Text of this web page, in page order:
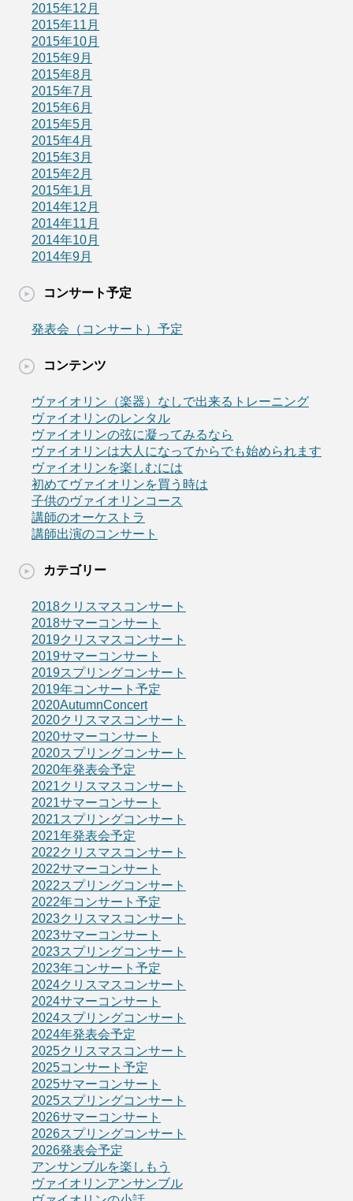
2015年12月
2015年11月
2015年10月
2015年9月
2015年8月
2015年7月
2015年6月
2015年5月
2015年4月
2015年3月
2015年2月
2015年1月
2014年12月
2014年11月
2014年10月
2014年9月
コンサート予定
発表会（コンサート）予定
コンテンツ
ヴァイオリン（楽器）なしで出来るトレーニング
ヴァイオリンのレンタル
ヴァイオリンの弦に凝ってみるなら
ヴァイオリンは大人になってからでも始められます
ヴァイオリンを楽しむには
初めてヴァイオリンを買う時は
子供のヴァイオリンコース
講師のオーケストラ
講師出演のコンサート
カテゴリー
2018クリスマスコンサート
2018サマーコンサート
2019クリスマスコンサート
2019サマーコンサート
2019スプリングコンサート
2019年コンサート予定
2020AutumnConcert
2020クリスマスコンサート
2020サマーコンサート
2020スプリングコンサート
2020年発表会予定
2021クリスマスコンサート
2021サマーコンサート
2021スプリングコンサート
2021年発表会予定
2022クリスマスコンサート
2022サマーコンサート
2022スプリングコンサート
2022年コンサート予定
2023クリスマスコンサート
2023サマーコンサート
2023スプリングコンサート
2023年コンサート予定
2024クリスマスコンサート
2024サマーコンサート
2024スプリングコンサート
2024年発表会予定
2025クリスマスコンサート
2025コンサート予定
2025サマーコンサート
2025スプリングコンサート
2026サマーコンサート
2026スプリングコンサート
2026発表会予定
アンサンブルを楽しもう
ヴァイオリンアンサンブル